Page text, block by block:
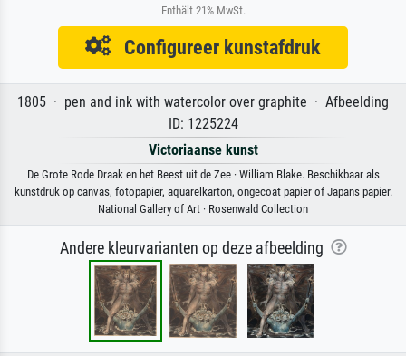
Enthält 21% MwSt.
Configureer kunstafdruk
1805 · pen and ink with watercolor over graphite · Afbeelding
ID: 1225224
Victoriaanse kunst
De Grote Rode Draak en het Beest uit de Zee · William Blake. Beschikbaar als
kunstdruk op canvas, fotopapier, aquarelkarton, ongecoat papier of Japans papier.
National Gallery of Art · Rosenwald Collection
Andere kleurvarianten op deze afbeelding